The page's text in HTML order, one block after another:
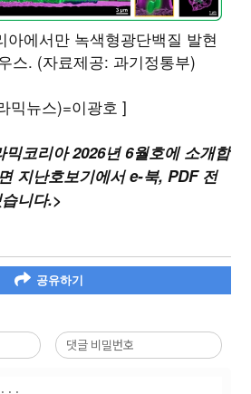
아에서만 녹색형광단백질 발현
스. (자료제공: 과기정통부)
믹뉴스)=이광호 ]
코리아 2026년 6월호에 소개합
지난호보기에서 e-북, PDF 전
니다.>
공유하기